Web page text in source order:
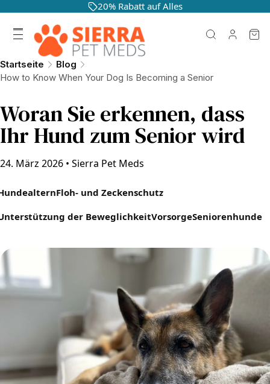
20% Rabatt auf Alles
Startseite
Blog
How to Know When Your Dog Is Becoming a Senior
Woran Sie erkennen, dass
Ihr Hund zum Senior wird
24. März 2026 • Sierra Pet Meds
Floh- und Zeckenschutz
der BeweglichkeitVorsorgeSeniorenhunde